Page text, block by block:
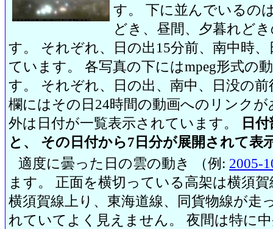
す。 下に並んでいるの
どき、昼間、夕暮れど
す。 それぞれ、日の出15分前、南中時
ています。 各写真の下にはmpeg形式の
す。 それぞれ、日の出、南中、日没の
欄にはその日24時間の動画へのリンク
外は日付が一覧表示されています。
日
と、 その日付から7日分が展開されて表
適度に曇った日の雲の動き （例: 2005-
ます。 正面を横切っている高架は横須
横須賀線上り、東海道線、同貨物線が走
れていてよく見えません。 夜間は特に